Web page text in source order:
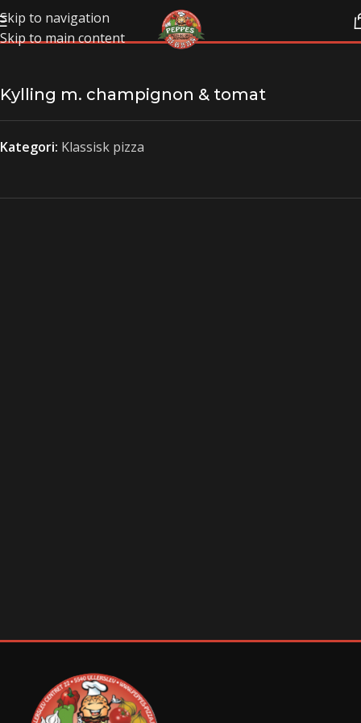
Skip to navigation
Skip to main content
Kylling m. champignon & tomat
Kategori: Klassisk pizza